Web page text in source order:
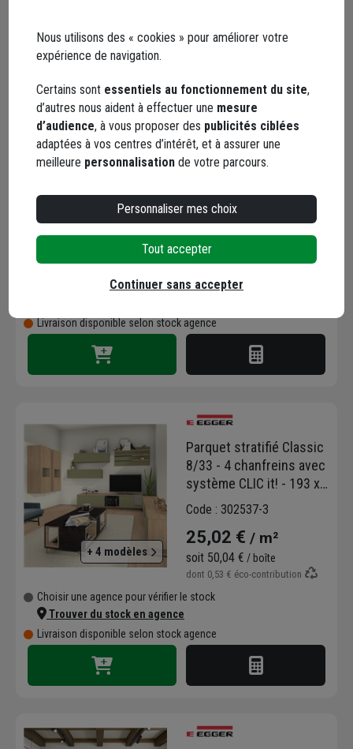
+ 3 modèles
Parquet stratifié Aqua
Large 8/32 - 4
système Aqua CLIC it!
24h - 246 x 8 x 1292 mm
- Chêne Padua Miel
Code : 395083-1
25,60 €/ m²
soit65,02 €/ boîte
Choisir une agence pour vérifier le stock
Livraison disponible selon stock agence
+ 4 modèles
Parquet stratifié Classic
8/33 - 4 chanfreins avec
système CLIC it! - 193 x
8 x 1292 mm - Acacia
Code : 302537-3
25,02 € / m²
soit 50,04 € / boîte
dont 0,53 € éco-contribution
Choisir une agence pour vérifier le stock
Trouver du stock en agence
Livraison disponible selon stock agence
Nous utilisons des « cookies » pour améliorer votre
expérience de navigation.
Certains sont essentiels au fonctionnement du site,
d’autres nous aident à effectuer une mesure
d’audience, à vous proposer des publicités ciblées
adaptées à vos centres d’intérêt, et à assurer une
meilleure personnalisation de votre parcours.
Personnaliser mes choix
Tout accepter
Continuer sans accepter